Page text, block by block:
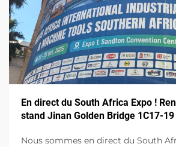
En direct du South Africa Expo !
stand Jinan Golden Bridge 1C17-19
Nous sommes en direct du South